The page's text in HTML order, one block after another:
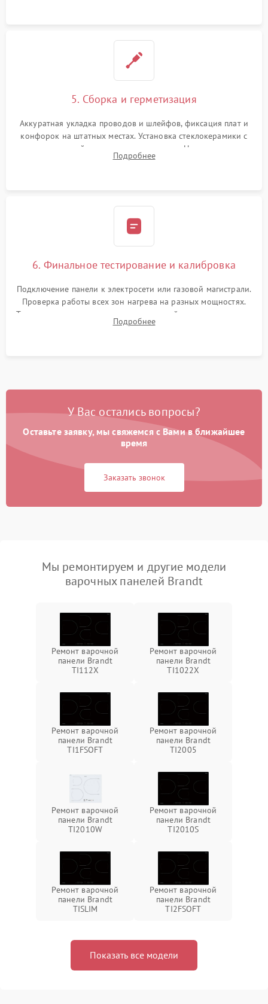
5. Сборка и герметизация
Аккуратная укладка проводов и шлейфов, фиксация плат и
конфорок на штатных местах. Установка стеклокерамики с
проверкой равномерности зазоров. Нанесение
термостойкого герметика или укладка уплотнительной
Подробнее
6. Финальное тестирование и калибровка
Подключение панели к электросети или газовой магистрали.
Проверка работы всех зон нагрева на разных мощностях.
Тестирование сенсорного управления, таймера, индикаторов
остаточного тепла и систем защиты от перегрева.
Подробнее
У Вас остались вопросы?
Оставьте заявку, мы свяжемся с Вами в ближайшее
время
Заказать звонок
Мы ремонтируем и другие модели
варочных панелей Brandt
Ремонт варочной
панели Brandt
TI112X
Ремонт варочной
панели Brandt
TI1022X
Ремонт варочной
панели Brandt
TI1FSOFT
Ремонт варочной
панели Brandt
TI2005
Ремонт варочной
панели Brandt
TI2010W
Ремонт варочной
панели Brandt
TI2010S
Ремонт варочной
панели Brandt
TISLIM
Ремонт варочной
панели Brandt
TI2FSOFT
Показать все модели